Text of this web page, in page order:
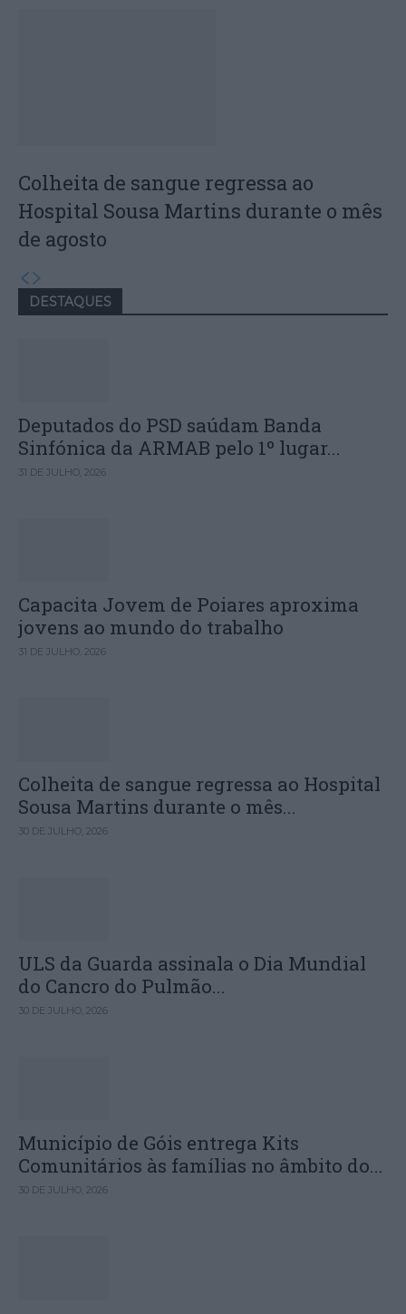
Colheita de sangue regressa ao
Hospital Sousa Martins durante o mês
de agosto
DESTAQUES
Deputados do PSD saúdam Banda
Sinfónica da ARMAB pelo 1º lugar...
31 DE JULHO, 2026
Capacita Jovem de Poiares aproxima
jovens ao mundo do trabalho
31 DE JULHO, 2026
Colheita de sangue regressa ao Hospital
Sousa Martins durante o mês...
30 DE JULHO, 2026
ULS da Guarda assinala o Dia Mundial
do Cancro do Pulmão...
30 DE JULHO, 2026
Município de Góis entrega Kits
Comunitários às famílias no âmbito do...
30 DE JULHO, 2026